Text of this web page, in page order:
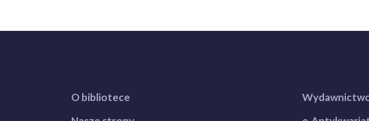
O bibliotece